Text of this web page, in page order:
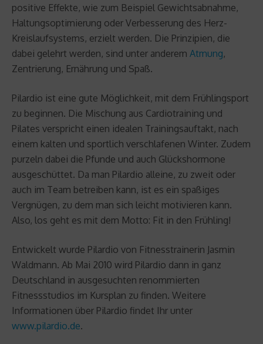
positive Effekte, wie zum Beispiel Gewichtsabnahme,
Haltungsoptimierung oder Verbesserung des Herz-
Kreislaufsystems, erzielt werden. Die Prinzipien, die
dabei gelehrt werden, sind unter anderem Atmung,
Zentrierung, Ernährung und Spaß.
Pilardio ist eine gute Möglichkeit, mit dem Frühlingsport
zu beginnen. Die Mischung aus Cardiotraining und
Pilates verspricht einen idealen Trainingsauftakt, nach
einem kalten und sportlich verschlafenen Winter. Zudem
purzeln dabei die Pfunde und auch Glückshormone
ausgeschüttet. Da man Pilardio alleine, zu zweit oder
auch im Team betreiben kann, ist es ein spaßiges
Vergnügen, zu dem man sich leicht motivieren kann.
Also, los geht es mit dem Motto: Fit in den Frühling!
Entwickelt wurde Pilardio von Fitnesstrainerin Jasmin
Waldmann. Ab Mai 2010 wird Pilardio dann in ganz
Deutschland in ausgesuchten renommierten
Fitnessstudios im Kursplan zu finden. Weitere
Informationen über Pilardio findet Ihr unter
www.pilardio.de.